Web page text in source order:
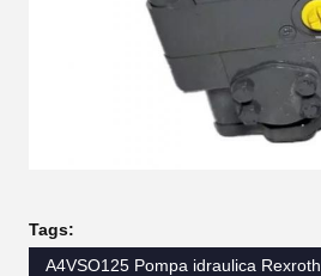
Tags:
A4VSO125 Pompa idraulica Rexroth